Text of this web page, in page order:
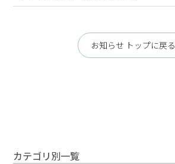
お知らせ トップに戻る
カテゴリ別一覧
性の多様性ガイドライン
コラム
サイトマップ